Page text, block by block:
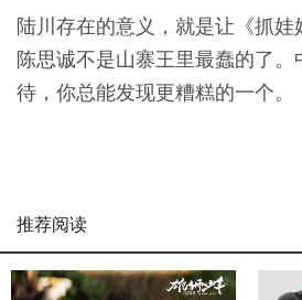
陆川存在的意义，就是让《抓
陈思诚不是山寨王里最蠢的了
待，你总能发现更糟糕的一个。
推荐阅读